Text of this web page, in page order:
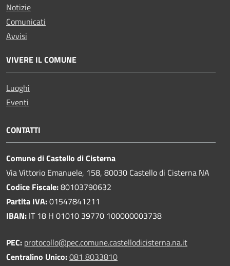
Notizie
Comunicati
Avvisi
VIVERE IL COMUNE
Luoghi
Eventi
CONTATTI
Comune di Castello di Cisterna
Via Vittorio Emanuele, 158, 80030 Castello di Cisterna NA
Codice Fiscale:80103790632
Partita IVA:01547841211
IBAN: IT 18 H 01010 39770 100000003738
PEC: protocollo@pec.comune.castellodicisterna.na.it
Centralino Unico:081 8033810